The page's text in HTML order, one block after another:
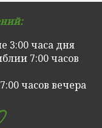
3:00 часа дня
7:00 часов
часов вечера